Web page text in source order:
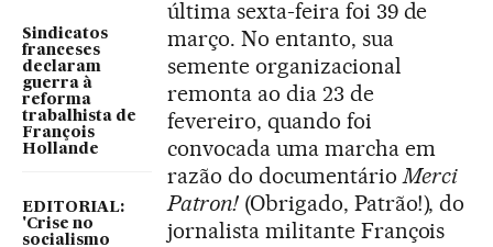
Sindicatos
franceses
declaram
guerra à
reforma
trabalhista de
François
Hollande
EDITORIAL:
'Crise no
socialismo
última sexta-feira foi 39 de
março. No entanto, sua
semente organizacional
remonta ao dia 23 de
fevereiro, quando foi
convocada uma marcha em
razão do documentárioMerci
Patron!(Obrigado, Patrão!), do
jornalista militante François